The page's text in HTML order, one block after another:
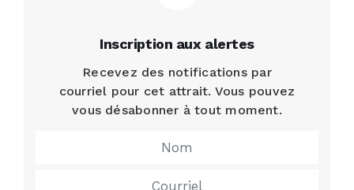
Inscription aux alertes
Recevez des notifications par
courriel pour cet attrait. Vous pouvez
vous désabonner à tout moment.